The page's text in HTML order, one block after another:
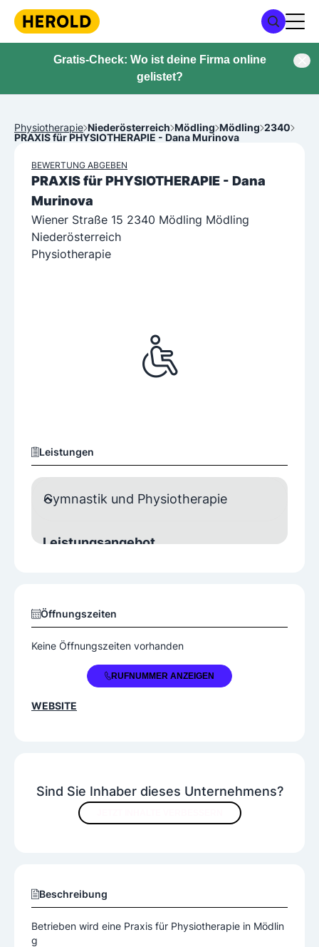
Gratis-Check: Wo ist deine Firma online
gelistet?
Physiotherapie Niederösterreich Mödling Mödling 2340
PRAXIS für PHYSIOTHERAPIE - Dana Murinova
BEWERTUNG ABGEBEN
PRAXIS für PHYSIOTHERAPIE - Dana
Murinova
Wiener Straße 15 2340 Mödling Mödling
Niederösterreich
Physiotherapie
Leistungen
Gymnastik und Physiotherapie
Leistungsangebot
Sind Sie Inhaber dieses Unternehmens?
Beschreibung
Betrieben wird eine Praxis für Physiotherapie in Mödlin
g
Öffnungszeiten
Keine Öffnungszeiten vorhanden
+43 664 1848209RUFNUMMER ANZEIGEN
WEBSITE